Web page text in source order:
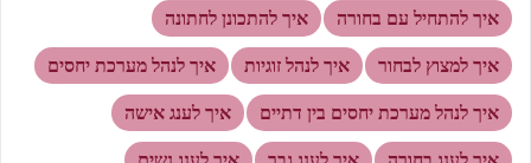
איך להתחיל עם בחורה איך להתכונן לחתונה
איך למצוץ לבחור איך לנהל זוגיות איך לנהל מערכת יחסים
איך לנהל מערכת יחסים בין דתיים איך לענג אישה